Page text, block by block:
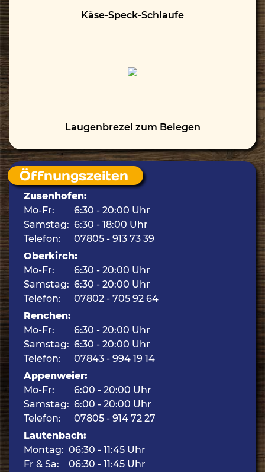
Käse-Speck-Schlaufe
Laugenbrezel zum Belegen
Öffnungszeiten
Zusenhofen:
Mo-Fr:
Samstag:
Telefon:
6:30 - 20:00 Uhr
6:30 - 18:00 Uhr
07805 - 913 73 39
Oberkirch:
Mo-Fr:
Samstag:
Telefon:
6:30 - 20:00 Uhr
6:30 - 20:00 Uhr
07802 - 705 92 64
Renchen:
Mo-Fr:
Samstag:
Telefon:
6:30 - 20:00 Uhr
6:30 - 20:00 Uhr
07843 - 994 19 14
Appenweier:
Mo-Fr:
Samstag:
Telefon:
6:00 - 20:00 Uhr
6:00 - 20:00 Uhr
07805 - 914 72 27
Lautenbach:
Montag:
Fr & Sa:
06:30 - 11:45 Uhr
06:30 - 11:45 Uhr